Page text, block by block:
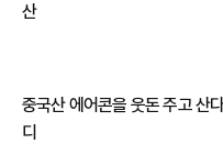
산
중국산 에어콘을 웃돈 주고 산
디